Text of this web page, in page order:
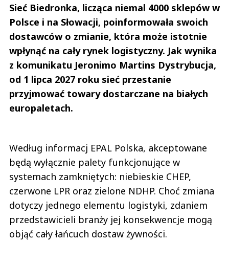
Sieć Biedronka, licząca niemal 4000 sklepów w
Polsce i na Słowacji, poinformowała swoich
dostawców o zmianie, która może istotnie
wpłynąć na cały rynek logistyczny. Jak wynika
z komunikatu Jeronimo Martins Dystrybucja,
od 1 lipca 2027 roku sieć przestanie
przyjmować towary dostarczane na białych
europaletach.
Według informacj EPAL Polska, akceptowane
będą wyłącznie palety funkcjonujące w
systemach zamkniętych: niebieskie CHEP,
czerwone LPR oraz zielone NDHP. Choć zmiana
dotyczy jednego elementu logistyki, zdaniem
przedstawicieli branży jej konsekwencje mogą
objąć cały łańcuch dostaw żywności.